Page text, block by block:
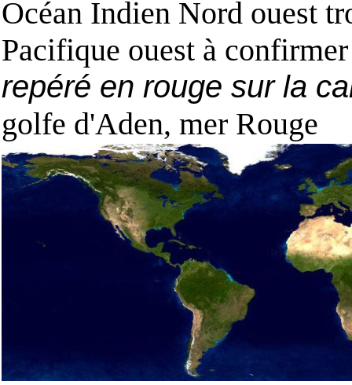
Océan Indien Nord ouest
Pacifique ouest à
repéré en rouge sur la
golfe d'Aden, mer Rouge